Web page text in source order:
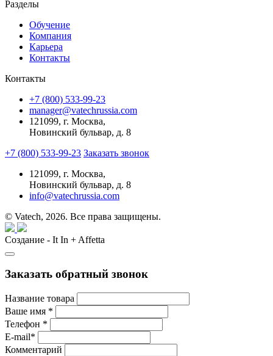
Разделы
Обучение
Компания
Карьера
Контакты
Контакты
+7 (800) 533-99-23
manager@vatechrussia.com
121099, г. Москва,
Новинский бульвар, д. 8
+7 (800) 533-99-23 Заказать звонок
121099, г. Москва,
Новинский бульвар, д. 8
info@vatechrussia.com
© Vatech, 2026. Все права защищены.
Создание - It In + Affetta
Заказать обратный звонок
Название товара
Ваше имя *
Телефон *
E-mail*
Комментарий